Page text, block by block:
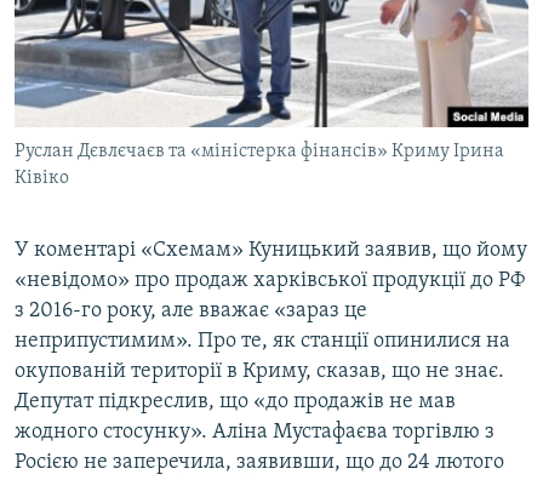
Руслан Дєвлєчаєв та «міністерка фінансів» Криму Ірина
Ківіко
У коментарі «Схемам» Куницький заявив, що йому
«невідомо» про продаж харківської продукції до РФ
з 2016-го року, але вважає «зараз це
неприпустимим». Про те, як станції опинилися на
окупованій території в Криму, сказав, що не знає.
Депутат підкреслив, що «до продажів не мав
жодного стосунку». Аліна Мустафаєва торгівлю з
Росією не заперечила, заявивши, що до 24 лютого